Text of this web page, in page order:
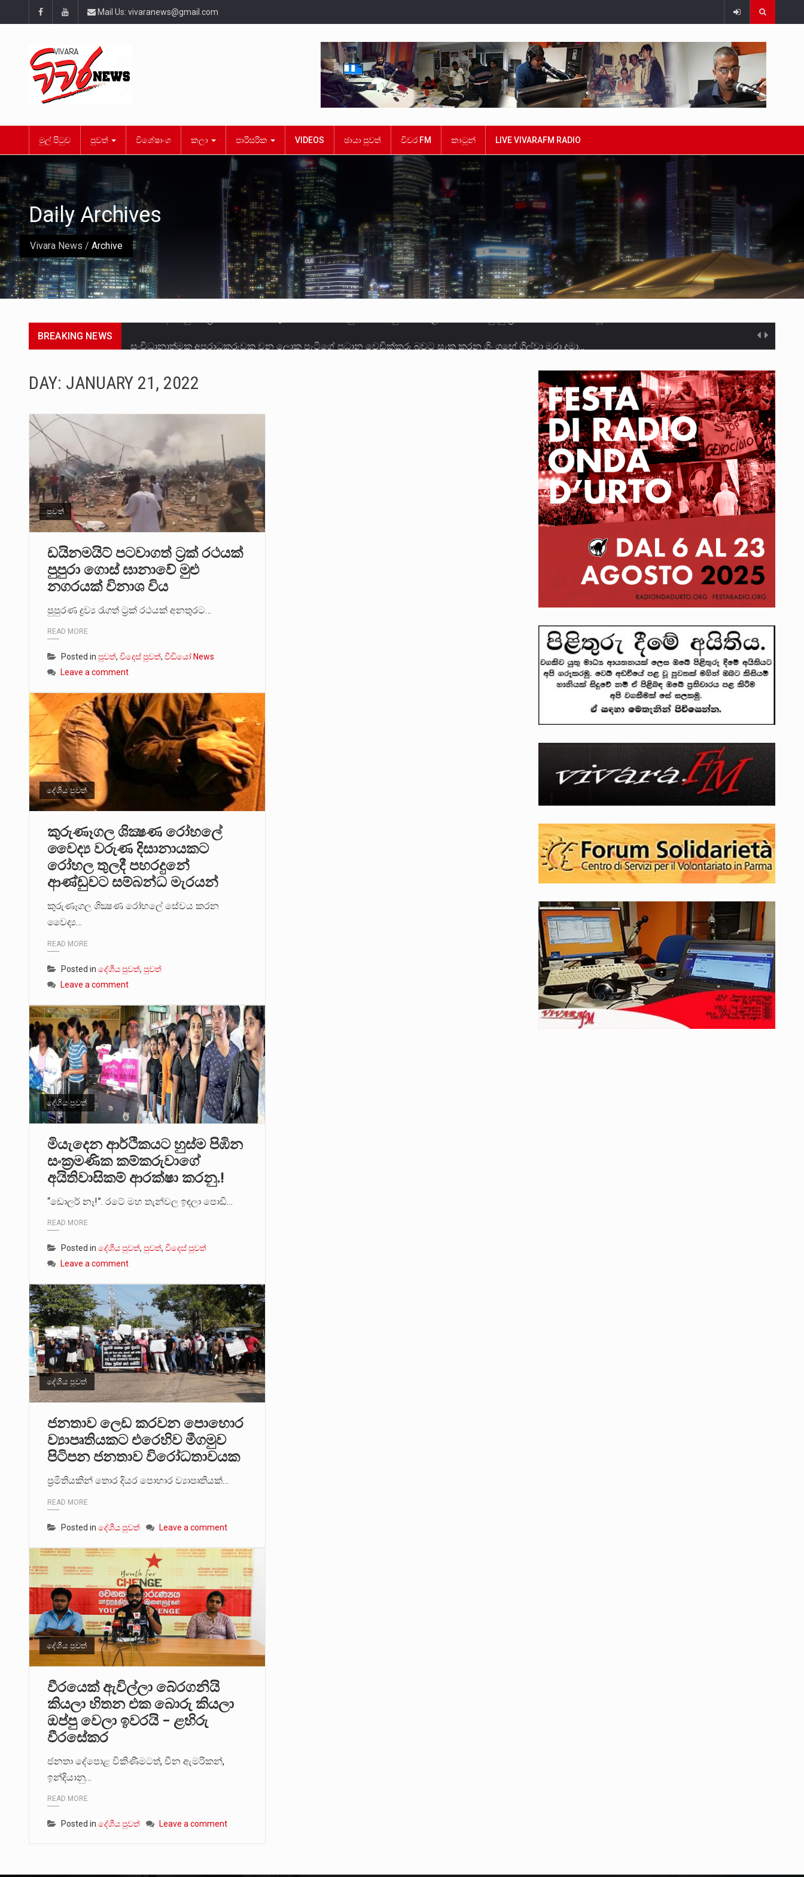
Mail Us: vivaranews@gmail.com
මුල් පිටුව පුවත් විශේෂාංග කලා පාරිසරික VIDEOS ඡායා පුවත් විවර FM කාටූන් LIVE VIVARAFM RADIO
Vivara News / Archive
Daily Archives
BREAKING NEWS
බන්ධනාගාර රැදවියන් 1,021 දෙනෙකු ඉකුත් වසර පහක කාලය තුලදී (2020 ජනවාරි 01 සිට 2025 දෙසැම්බර්…
මහර බන්ධනාගාරයේ අද ඇතිවූ සිද්ධියෙන් තුවාල ලැබූ බව කියන රැඳවියන් ගණන ඉහළ ගොස් තිබේ. ඒ…
අගෝස්තු මස දෙවන ඉරිදා ලිට් රූම් සූම් සංවාදය පැවැත්වෙන්නේ "කතා කරන මහ වැව" නම් නකතාවක්…
ලාල් කාන්ත ඇමතිවරයා අධිකරණ විනිශ්චයකාරවරුන්ගේ විශ්‍රාම යෑමේ වයස සම්බන්ධයෙන් නිහඬව සිටින ලෙස තමාට දැනුම් දුන්…
හිටපු පොලිස්පති පූජිත් ජයසුන්දරට සහ හිටපු ආරක්ෂක අමාත්‍යංශ ලේකම් හේමසිරි ප්‍රනාන්දු විශේෂ ත්‍රිපුද්ගල මහාධිකරණය විසින්…
පසුගිය මැයි මස 31 දිනෙන් අවසන් වූ වසර තුළ ලොව පුරා විවිධ තනතුරු නාම වලින්…
මේ, දන්නා හඳුනන ලියන්නකුගේ නන්නාඳුනන අඩවියක සැරිසරා ලද ආස්වාදනීය මොහොතක සිංහාවලෝකනයකි .කෙටි කවියක දිගු බර…
වත්මන් ආණ්ඩුවේ ප්‍රධාන පාර්ශවකරුවා වන ජනතා විමුක්ති පෙරමුණේ කාලයක පටන් තිබුණු ප්‍රධාන සටන් පාඨයක් වූවේ…
DAY: JANUARY 21, 2022
පුවත්
ඩයිනමයිට් පටවාගත් ට්‍රක් රථයක්
පුපුරා ගොස් ඝානාවේ මුළු
නගරයක් විනාශ විය
පුපුරණ ද්‍රව්‍ය රැගත් ට්‍රක් රථයක් අනතුරට…
READ MORE
Posted in පුවත්, විදෙස් පුවත්, වීඩියෝ News
Leave a comment
දේශීය පුවත්
කුරුණෑගල ශික්‍ෂණ රෝහලේ
වෛද්‍ය වරුණ දිසානායකට
රෝහල තුලදී පහරදුනේ
ආණ්ඩුවට සම්බන්ධ මැරයන්
කුරුණෑගල ශික්‍ෂණ රෝහලේ සේවය කරන
වෛද්‍ය…
READ MORE
Posted in දේශීය පුවත්, පුවත්
Leave a comment
දේශීය පුවත්
මියැදෙන ආර්ථිකයට හුස්ම පිඹින
සංක්‍රමණික කම්කරුවාගේ
අයිතිවාසිකම් ආරක්ෂා කරනු.!
“ඩොලර් නෑ!”. රටේ මහ තැන්වල ඉඳලා පොඩි…
READ MORE
Posted in දේශීය පුවත්, පුවත්, විදෙස් පුවත්
Leave a comment
දේශීය පුවත්
ජනතාව ලෙඩ කරවන පොහොර
ව්‍යාපෘතියකට එරෙහිව මීගමුව
පිටිපන ජනතාව විරෝධතාවයක
ප්‍රමිතියකින් තොර දියර පොහාර ව්‍යාපෘතියක්…
READ MORE
Posted in දේශීය පුවත් Leave a comment
දේශීය පුවත්
වීරයෙක් ඇවිල්ලා බේරගනියි
කියලා හිතන එක බොරු කියලා
ඔප්පු වෙලා ඉවරයි – ළහිරු
වීරසේකර
ජනතා දේපොළ විකිණීමටත්, චීන ඇමරිකන්,
ඉන්දියානු…
READ MORE
Posted in දේශීය පුවත් Leave a comment